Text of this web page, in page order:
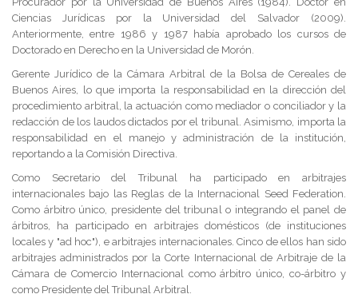
Ciencias Jurídicas por la Universidad del Salvador (2009).
Anteriormente, entre 1986 y 1987 había aprobado los cursos de
Doctorado en Derecho en la Universidad de Morón.
Gerente Jurídico de la Cámara Arbitral de la Bolsa de Cereales de
Buenos Aires, lo que importa la responsabilidad en la dirección del
procedimiento arbitral, la actuación como mediador o conciliador y la
redacción de los laudos dictados por el tribunal. Asimismo, importa la
responsabilidad en el manejo y administración de la institución,
reportando a la Comisión Directiva.
Como Secretario del Tribunal ha participado en arbitrajes
internacionales bajo las Reglas de la Internacional Seed Federation.
Como árbitro único, presidente del tribunal o integrando el panel de
árbitros, ha participado en arbitrajes domésticos (de instituciones
locales y "ad hoc"), e arbitrajes internacionales. Cinco de ellos han sido
arbitrajes administrados por la Corte Internacional de Arbitraje de la
Cámara de Comercio Internacional como árbitro único, co-árbitro y
como Presidente del Tribunal Arbitral.